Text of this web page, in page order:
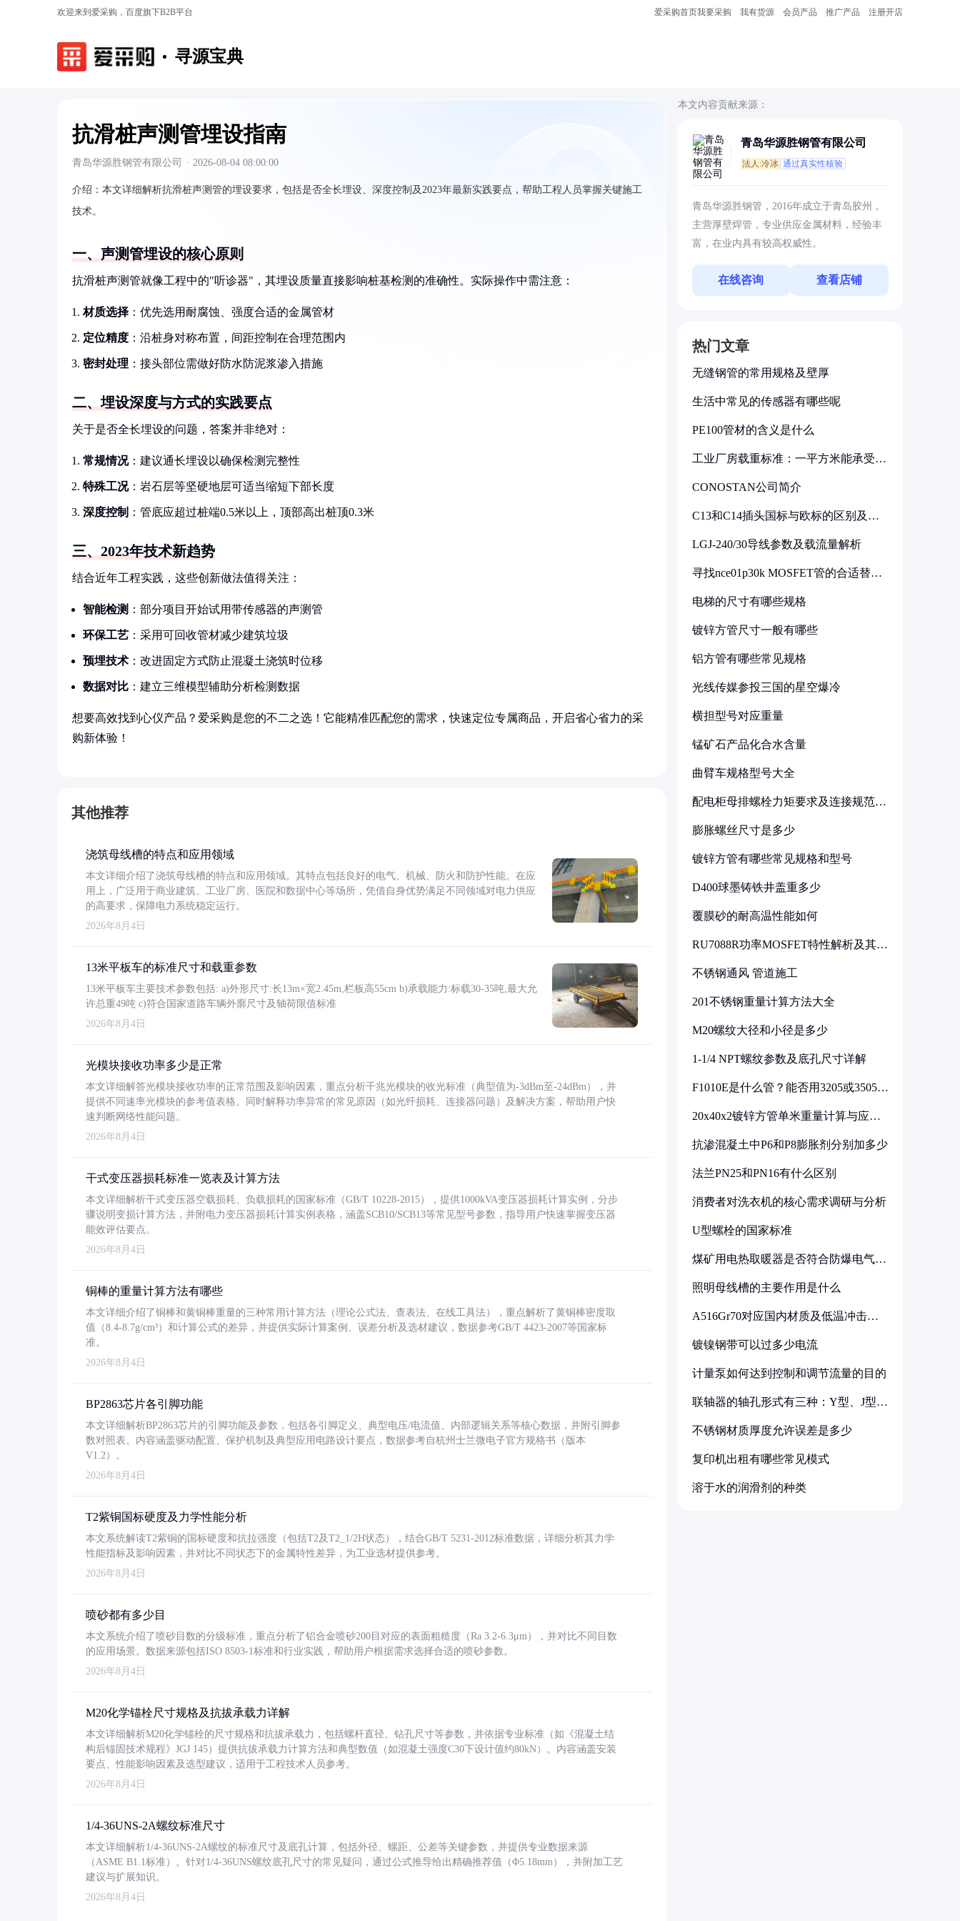
欢迎来到爱采购，百度旗下B2B平台 爱采购首页我要采购 我有货源 会员产品 推广产品 注册开店
寻源宝典
抗滑桩声测管埋设指南
青岛华源胜钢管有限公司 · 2026-08-04 08:00:00
介绍： 本文详细解析抗滑桩声测管的埋设要求，包括是否全长埋设、深度控制及2023年最新实践要点，帮助工程人员掌握关键施工
技术。
一、声测管埋设的核心原则
抗滑桩声测管就像工程中的"听诊器"，其埋设质量直接影响桩基检测的准确性。实际操作中需注意：
材质选择 ：优先选用耐腐蚀、强度合适的金属管材
定位精度 ：沿桩身对称布置，间距控制在合理范围内
密封处理 ：接头部位需做好防水防泥浆渗入措施
二、埋设深度与方式的实践要点
关于是否全长埋设的问题，答案并非绝对：
常规情况：建议通长埋设以确保检测完整性
特殊工况：岩石层等坚硬地层可适当缩短下部长度
深度控制 ：管底应超过桩端0.5米以上，顶部高出桩顶0.3米
三、2023年技术新趋势
结合近年工程实践，这些创新做法值得关注：
智能检测 ：部分项目开始试用带传感器的声测管
环保工艺 ：采用可回收管材减少建筑垃圾
预埋技术 ：改进固定方式防止混凝土浇筑时位移
数据对比 ：建立三维模型辅助分析检测数据
想要高效找到心仪产品？爱采购是您的不二之选！它能精准匹配您的需求，快速定位专属商品，开启省心省力的采
购新体验！
其他推荐
浇筑母线槽的特点和应用领域
本文详细介绍了浇筑母线槽的特点和应用领域。其特点包括良好的电气、机械、防火和防护性能。在应
用上，广泛用于商业建筑、工业厂房、医院和数据中心等场所，凭借自身优势满足不同领域对电力供应
的高要求，保障电力系统稳定运行。
2026年8月4日
13米平板车的标准尺寸和载重参数
13米平板车主要技术参数包括: a)外形尺寸:长13m×宽2.45m,栏板高55cm b)承载能力:标载30-35吨,最大允
许总重49吨 c)符合国家道路车辆外廓尺寸及轴荷限值标准
2026年8月4日
光模块接收功率多少是正常
本文详细解答光模块接收功率的正常范围及影响因素，重点分析千兆光模块的收光标准（典型值为-3dBm至-24dBm），并
提供不同速率光模块的参考值表格。同时解释功率异常的常见原因（如光纤损耗、连接器问题）及解决方案，帮助用户快
速判断网络性能问题。
2026年8月4日
干式变压器损耗标准一览表及计算方法
本文详细解析干式变压器空载损耗、负载损耗的国家标准（GB/T 10228-2015），提供1000kVA变压器损耗计算实例，分步
骤说明变损计算方法，并附电力变压器损耗计算实例表格，涵盖SCB10/SCB13等常见型号参数，指导用户快速掌握变压器
能效评估要点。
2026年8月4日
铜棒的重量计算方法有哪些
本文详细介绍了铜棒和黄铜棒重量的三种常用计算方法（理论公式法、查表法、在线工具法），重点解析了黄铜棒密度取
值（8.4-8.7g/cm³）和计算公式的差异，并提供实际计算案例、误差分析及选材建议，数据参考GB/T 4423-2007等国家标
准。
2026年8月4日
BP2863芯片各引脚功能
本文详细解析BP2863芯片的引脚功能及参数，包括各引脚定义、典型电压/电流值、内部逻辑关系等核心数据，并附引脚参
数对照表。内容涵盖驱动配置、保护机制及典型应用电路设计要点，数据参考自杭州士兰微电子官方规格书（版本
V1.2）。
2026年8月4日
T2紫铜国标硬度及力学性能分析
本文系统解读T2紫铜的国标硬度和抗拉强度（包括T2及T2_1/2H状态），结合GB/T 5231-2012标准数据，详细分析其力学
性能指标及影响因素，并对比不同状态下的金属特性差异，为工业选材提供参考。
2026年8月4日
喷砂都有多少目
本文系统介绍了喷砂目数的分级标准，重点分析了铝合金喷砂200目对应的表面粗糙度（Ra 3.2-6.3μm），并对比不同目数
的应用场景。数据来源包括ISO 8503-1标准和行业实践，帮助用户根据需求选择合适的喷砂参数。
2026年8月4日
M20化学锚栓尺寸规格及抗拔承载力详解
本文详细解析M20化学锚栓的尺寸规格和抗拔承载力，包括螺杆直径、钻孔尺寸等参数，并依据专业标准（如《混凝土结
构后锚固技术规程》JGJ 145）提供抗拔承载力计算方法和典型数值（如混凝土强度C30下设计值约80kN）。内容涵盖安装
要点、性能影响因素及选型建议，适用于工程技术人员参考。
2026年8月4日
1/4-36UNS-2A螺纹标准尺寸
本文详细解析1/4-36UNS-2A螺纹的标准尺寸及底孔计算，包括外径、螺距、公差等关键参数，并提供专业数据来源
（ASME B1.1标准）。针对1/4-36UNS螺纹底孔尺寸的常见疑问，通过公式推导给出精确推荐值（Φ5.18mm），并附加工艺
建议与扩展知识。
2026年8月4日
本文内容贡献来源：
青岛华源胜钢管有限公司
法人:冷冰 通过真实性核验
青岛华源胜钢管，2016年成立于青岛胶州，
主营厚壁焊管，专业供应金属材料，经验丰
富，在业内具有较高权威性。
在线咨询 查看店铺
热门文章
无缝钢管的常用规格及壁厚
生活中常见的传感器有哪些呢
PE100管材的含义是什么
工业厂房载重标准：一平方米能承受多
CONOSTAN公司简介
C13和C14插头国标与欧标的区别及其
LGJ-240/30导线参数及载流量解析
寻找nce01p30k MOSFET管的合适替代
电梯的尺寸有哪些规格
镀锌方管尺寸一般有哪些
铝方管有哪些常见规格
光线传媒参投三国的星空爆冷
横担型号对应重量
锰矿石产品化合水含量
曲臂车规格型号大全
配电柜母排螺栓力矩要求及连接规范详
膨胀螺丝尺寸是多少
镀锌方管有哪些常见规格和型号
D400球墨铸铁井盖重多少
覆膜砂的耐高温性能如何
RU7088R功率MOSFET特性解析及其在
不锈钢通风 管道施工
201不锈钢重量计算方法大全
M20螺纹大径和小径是多少
1-1/4 NPT螺纹参数及底孔尺寸详解
F1010E是什么管？能否用3205或3505代
20x40x2镀锌方管单米重量计算与应用
抗渗混凝土中P6和P8膨胀剂分别加多少
法兰PN25和PN16有什么区别
消费者对洗衣机的核心需求调研与分析
U型螺栓的国家标准
煤矿用电热取暖器是否符合防爆电气设
照明母线槽的主要作用是什么
A516Gr70对应国内材质及低温冲击要
镀镍钢带可以过多少电流
计量泵如何达到控制和调节流量的目的
联轴器的轴孔形式有三种：Y型、J型、
不锈钢材质厚度允许误差是多少
复印机出租有哪些常见模式
溶于水的润滑剂的种类